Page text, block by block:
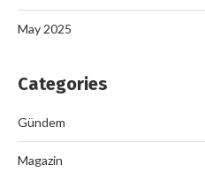
May 2025
Categories
Gündem
Magazin